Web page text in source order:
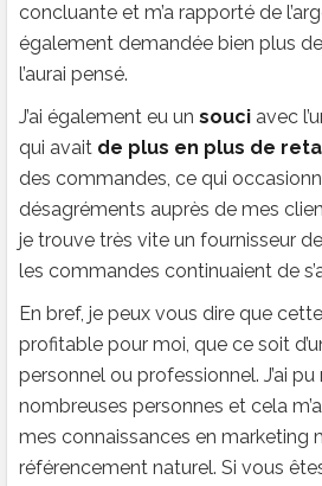
concluante et m’a rapporté de
également demandée bien plus
l’aurai pensé.
J’ai également eu un souci avec
qui avait de plus en plus de
des commandes, ce qui
désagréments auprès de mes
je trouve très vite un fournisseur
les commandes continuaient de
En bref, je peux vous dire que
profitable pour moi, que ce soit
personnel ou professionnel. J’ai
nombreuses personnes et cela
mes connaissances en marketing
référencement naturel. Si vous